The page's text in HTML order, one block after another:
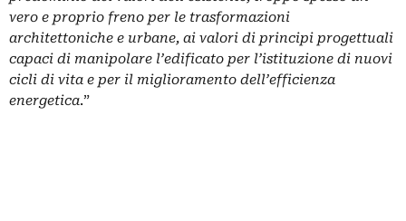
vero e proprio freno per le trasformazioni
architettoniche e urbane, ai valori di principi progettuali
capaci di manipolare l’edificato per l’istituzione di nuovi
cicli di vita e per il miglioramento dell’efficienza
energetica.”